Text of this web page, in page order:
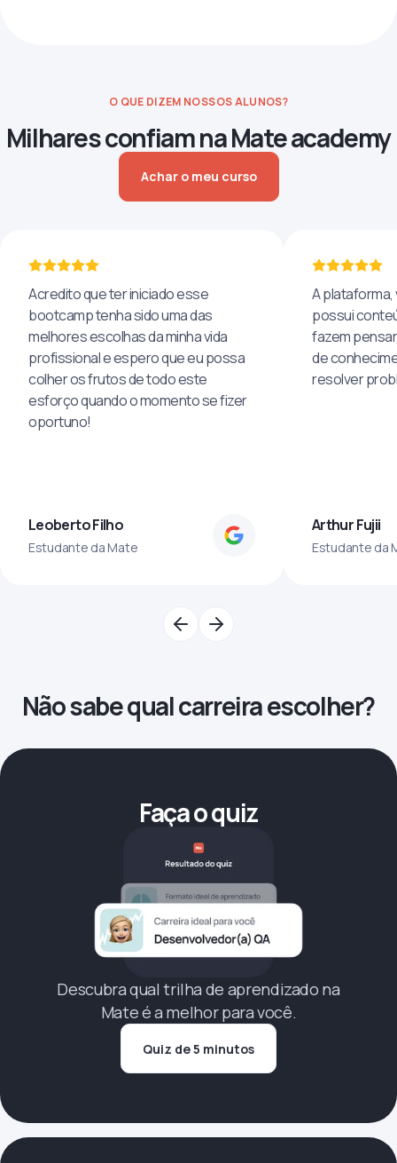
O QUE DIZEM NOSSOS ALUNOS?
Milhares confiam na Mate academy
Achar o meu curso
Acredito que ter iniciado esse
bootcamp tenha sido uma das
melhores escolhas da minha vida
profissional e espero que eu possa
colher os frutos de todo este
esforço quando o momento se fizer
oportuno!
Leoberto Filho
Estudante da Mate
A plataforma,
possui
fazem
de
resolver
Arthur Fujii
Estudante da
Não sabe qual carreira escolher?
Faça o quiz
Descubra qual trilha de aprendizado na
Mate é a melhor para você.
Quiz de 5 minutos